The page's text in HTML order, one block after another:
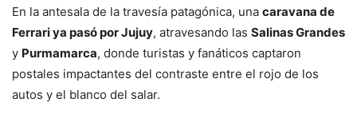
En la antesala de la travesía patagónica, una caravana de
Ferrari ya pasó por Jujuy, atravesando las Salinas Grandes
y Purmamarca, donde turistas y fanáticos captaron
postales impactantes del contraste entre el rojo de los
autos y el blanco del salar.